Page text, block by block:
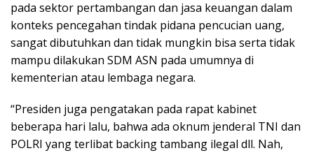
pada sektor pertambangan dan jasa keuangan dalam
konteks pencegahan tindak pidana pencucian uang,
sangat dibutuhkan dan tidak mungkin bisa serta tidak
mampu dilakukan SDM ASN pada umumnya di
kementerian atau lembaga negara.
“Presiden juga pengatakan pada rapat kabinet
beberapa hari lalu, bahwa ada oknum jenderal TNI dan
POLRI yang terlibat backing tambang ilegal dll. Nah,